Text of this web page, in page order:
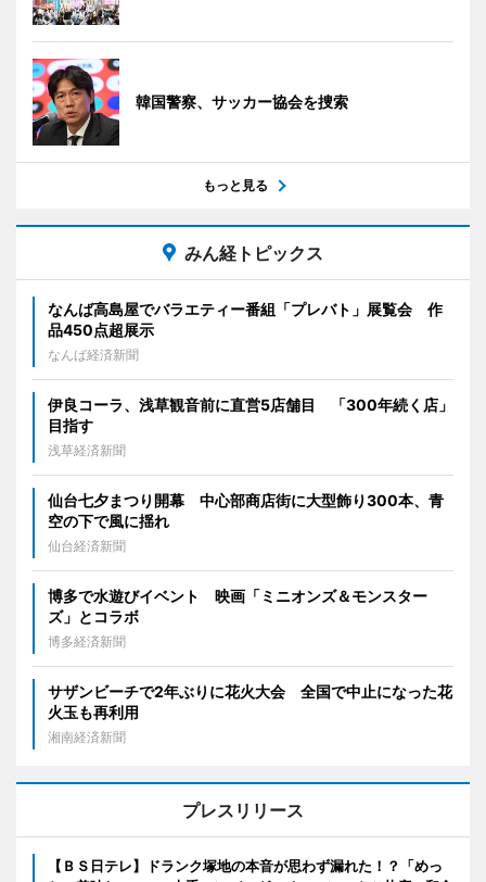
韓国警察、サッカー協会を捜索
もっと見る
みん経トピックス
なんば高島屋でバラエティー番組「プレバト」展覧会 作
品450点超展示
なんば経済新聞
伊良コーラ、浅草観音前に直営5店舗目 「300年続く店」
目指す
浅草経済新聞
仙台七夕まつり開幕 中心部商店街に大型飾り300本、青
空の下で風に揺れ
仙台経済新聞
博多で水遊びイベント 映画「ミニオンズ＆モンスター
ズ」とコラボ
博多経済新聞
サザンビーチで2年ぶりに花火大会 全国で中止になった花
火玉も再利用
湘南経済新聞
プレスリリース
【ＢＳ日テレ】ドランク塚地の本音が思わず漏れた！？「めっ